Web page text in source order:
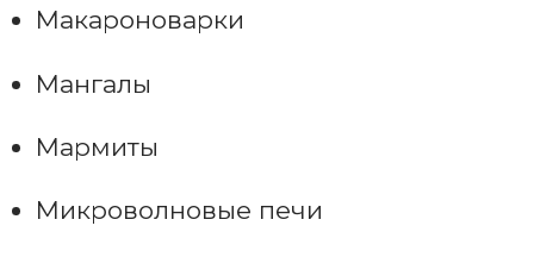
Макароноварки
Мангалы
Мармиты
Микроволновые печи